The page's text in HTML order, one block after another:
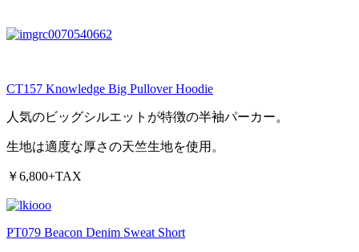
CT157 Knowledge Big Pullover Hoodie
人気のビッグシルエットが特徴の半袖パーカー。
生地は適度な厚さの天竺生地を使用。
￥6,800+TAX
PT079 Beacon Denim Sweat Short